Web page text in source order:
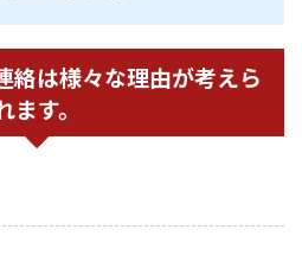
絡は様々な理由が考えら
ます。